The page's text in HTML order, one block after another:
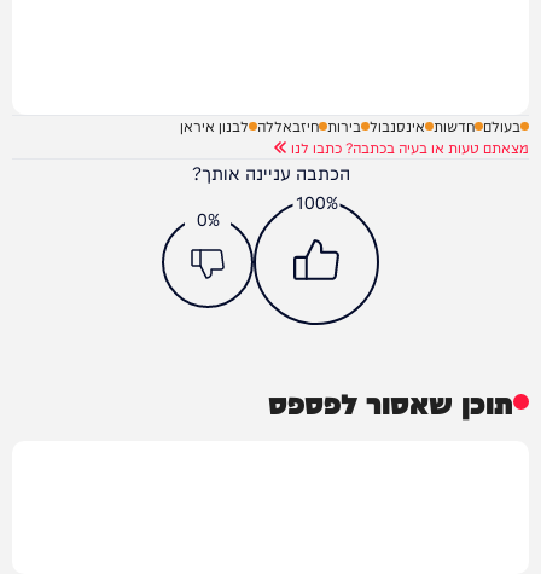
בעולם חדשות אינסנבול בירות חיזבאללה לבנון איראן
מצאתם טעות או בעיה בכתבה? כתבו לנו
הכתבה עניינה אותך?
100%
0%
תוכן שאסור לפספס